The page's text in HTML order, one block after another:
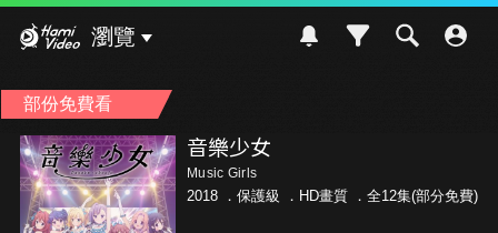
瀏覽
部份免費看
音樂少女
Music Girls
2018 ． 保護級 ．HD畫質 ．全12集(部分免費)